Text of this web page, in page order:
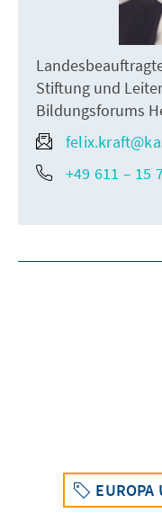
Stiftung und
Bildungsforums
+49 611 – 15
EUROPA